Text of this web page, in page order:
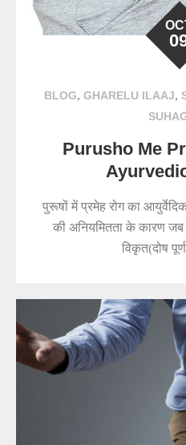
BLOG, GHARELU ILAAJ,
Purusho Me
पुरूषों में प्रमेह रोग का
की अनियमितता के कारण
विकृत(दोष